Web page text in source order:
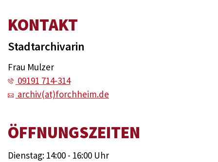
KONTAKT
Stadtarchivarin
Frau Mulzer
09191 714-314
archiv(at)forchheim.de
ÖFFNUNGSZEITEN
Dienstag: 14:00 - 16:00 Uhr